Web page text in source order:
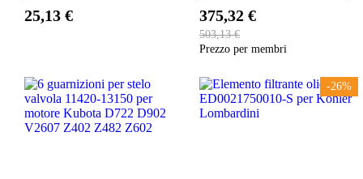
escavatori, bulldozer e gruppi
25,13 € 375,32 €
503,13 €
Prezzo per membri
-26%